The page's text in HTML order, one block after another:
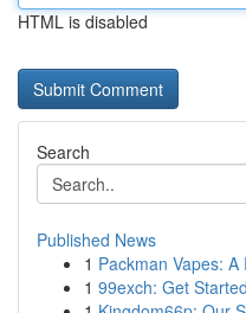
HTML is disabled
Search
Published News
1 Packman Vapes:
1 99exch: Get